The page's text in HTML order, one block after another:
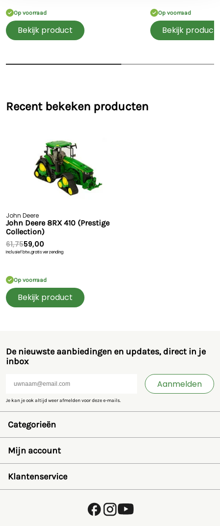
Op voorraad
Bekijk product
Op voorraad
Bekijk product
Recent bekeken producten
John Deere
John Deere 8RX 410 (Prestige
Collection)
61,7559,00
Inclusief btw,gratis verzending
Op voorraad
Bekijk product
De nieuwste aanbiedingen en updates, direct in je
inbox
Aanmelden
Je kan je ook altijd weer afmelden voor deze e-mails.
Categorieën
Bruder
SIKU
Rolly Toys
Britains
Kids Globe
Jamara
Mijn account
Wensenlijst
Wachtwoord herstellen
Account aanmaken
Klantenservice